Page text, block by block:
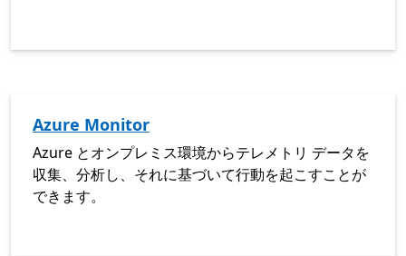
Azure Monitor
Azure とオンプレミス環境からテレメトリ データを
収集、分析し、それに基づいて行動を起こすことが
できます。